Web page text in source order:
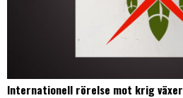
Internationell rörelse mot krig växer